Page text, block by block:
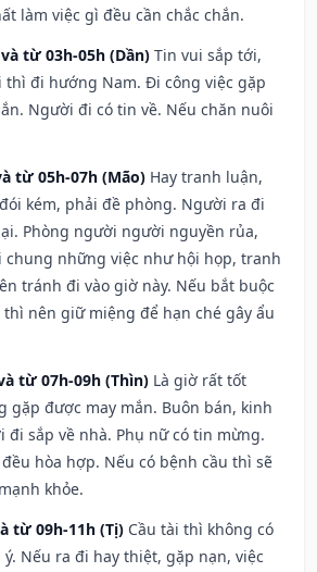
làm việc gì đều cần chắc chắn.
từ 03h-05h (Dần) Tin vui sắp tới,
thì đi hướng Nam. Đi công việc gặp
Người đi có tin về. Nếu chăn nuôi
từ 05h-07h (Mão) Hay tranh luận,
kém, phải đề phòng. Người ra đi
Phòng người người nguyền rủa,
chung những việc như hội họp, tranh
tránh đi vào giờ này. Nếu bắt buộc
nên giữ miệng để hạn ché gây ẩu
từ 07h-09h (Thìn) Là giờ rất tốt
gặp được may mắn. Buôn bán, kinh
đi sắp về nhà. Phụ nữ có tin mừng.
hòa hợp. Nếu có bệnh cầu thì sẽ
khỏe.
từ 09h-11h (Tị) Cầu tài thì không có
Nếu ra đi hay thiệt, gặp nạn, việc